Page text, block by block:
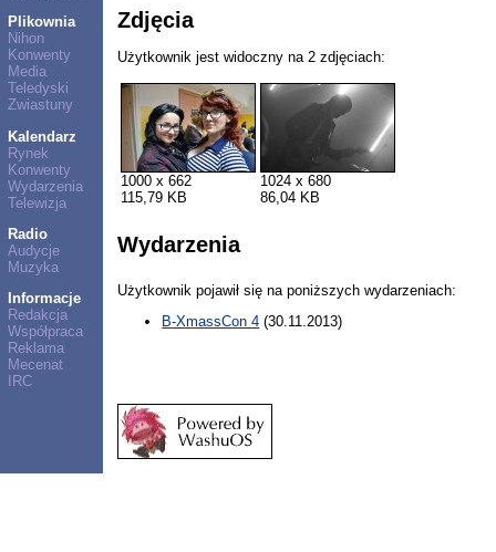
Plikownia
Nihon
Konwenty
Media
Teledyski
Zwiastuny
Kalendarz
Rynek
Konwenty
Wydarzenia
Telewizja
Radio
Audycje
Muzyka
Informacje
Redakcja
Współpraca
Reklama
Mecenat
IRC
Zdjęcia
Użytkownik jest widoczny na 2 zdjęciach:
1000 x 662
115,79 KB
1024 x 680
86,04 KB
Wydarzenia
Użytkownik pojawił się na poniższych wydarzeniach:
B-XmassCon 4 (30.11.2013)